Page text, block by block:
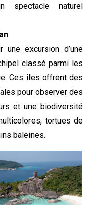
spectacle naturel
une excursion d’une
classé parmi les
Ces îles offrent des
pour observer des
et une biodiversité
tortues de
baleines.